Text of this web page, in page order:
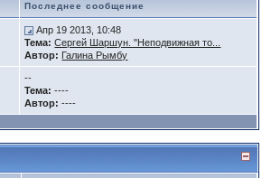
Последнее сообщение
Апр 19 2013, 10:48
Тема: Сергей Шаршун. "Неподвижная то...
Автор: Галина Рымбу
--
Тема: ----
Автор: ----